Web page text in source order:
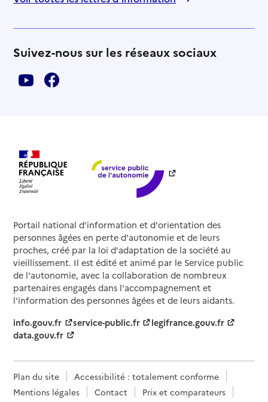
Suivez-nous sur les réseaux sociaux
Portail national d'information et d'orientation des
personnes âgées en perte d'autonomie et de leurs
proches, créé par la loi d'adaptation de la société au
vieillissement. Il est édité et animé par le Service public
de l'autonomie, avec la collaboration de nombreux
partenaires engagés dans l'accompagnement et
l'information des personnes âgées et de leurs aidants.
info.gouv.fr
service-public.fr
legifrance.gouv.fr
data.gouv.fr
Plan du site
Accessibilité : totalement conforme
Mentions légales
Contact
Prix et comparateurs